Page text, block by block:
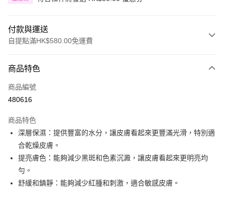
付款與運送
自提點滿HK$580.00免運費
信用卡
Apple Pay
AlipayHK
PayMe
WeChat Pay
其他轉帳方式
商品特色
商品編號
480616
商品特色
深層保濕：提供豐富的水分，讓皮膚看起來更豐滿光滑，特別適
合乾燥皮膚。
提亮膚色：能夠減少黑斑和色素沉澱，讓皮膚看起來更明亮均
勻。
舒緩和鎮靜：能夠減少紅腫和刺激，適合敏感皮膚。